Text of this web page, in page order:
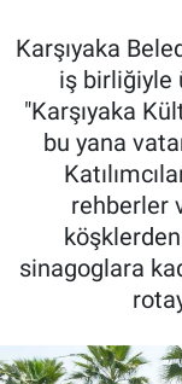
Karşıyaka
iş birliğiyle
"Karşıyaka
bu yana
rehberler
sinagoglara
Tüm
Son Dakika
Haber Arşivi